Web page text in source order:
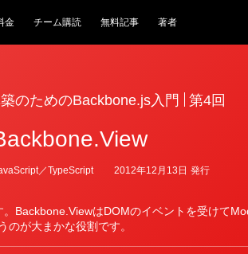
金 チーム購読 無料記事 著者
のためのBackbone.js入門 第4回
Backbone.ViewはDOMのイベントを受けて
のが大まかな役割です。
／TypeScript 2012年12月13日 発行